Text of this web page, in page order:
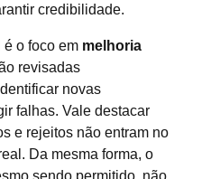
credibilidade.
o foco em melhoria
revisadas
novas
falhas. Vale destacar
e rejeitos não entram no
Da mesma forma, o
sendo permitido, não